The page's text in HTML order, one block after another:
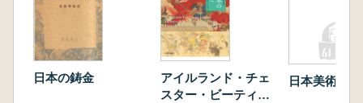
日本の鋳金
アイルランド・チェ
スター・ビーティ
日本美術史